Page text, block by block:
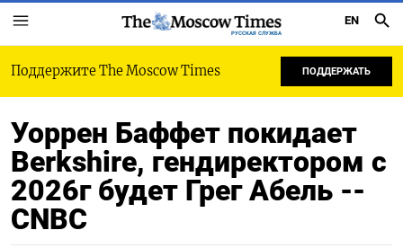
РУССКАЯ СЛУЖБА
EN
Поддержите The Moscow Times ПОДДЕРЖАТЬ
Уоррен Баффет покидает
Berkshire, гендиректором с
2026г будет Грег Абель --
CNBC